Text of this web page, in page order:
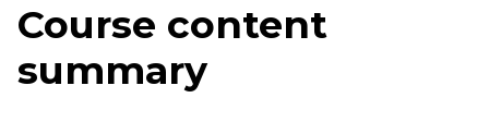
Course content
summary